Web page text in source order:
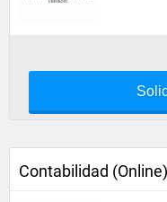
Contabilidad (Online)